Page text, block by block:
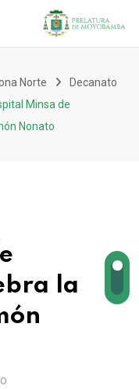
Norte
Decanato
Minsa de
Nonato
la